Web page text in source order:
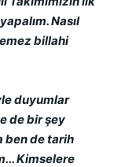
Nasıl
billahi
duyumlar
de bir şey
ben de tarih
Kimselere